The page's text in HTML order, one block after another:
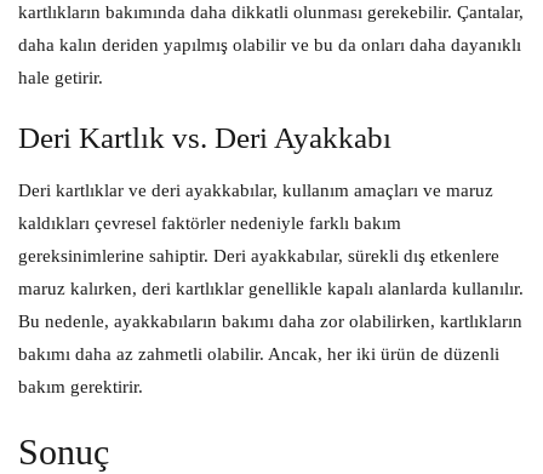
kartlıkların bakımında daha dikkatli olunması gerekebilir. Çantalar,
daha kalın deriden yapılmış olabilir ve bu da onları daha dayanıklı
hale getirir.
Deri Kartlık vs. Deri Ayakkabı
Deri kartlıklar ve deri ayakkabılar, kullanım amaçları ve maruz
kaldıkları çevresel faktörler nedeniyle farklı bakım
gereksinimlerine sahiptir. Deri ayakkabılar, sürekli dış etkenlere
maruz kalırken, deri kartlıklar genellikle kapalı alanlarda kullanılır.
Bu nedenle, ayakkabıların bakımı daha zor olabilirken, kartlıkların
bakımı daha az zahmetli olabilir. Ancak, her iki ürün de düzenli
bakım gerektirir.
Sonuç